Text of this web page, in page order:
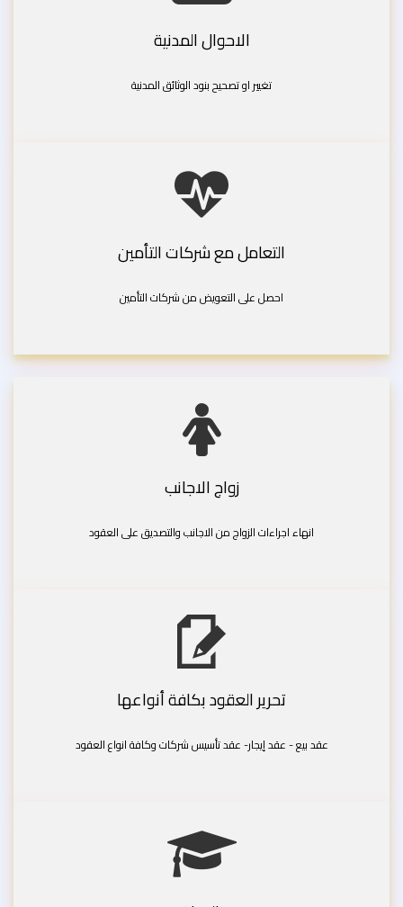
الاحوال المدنية
تغيير او تصحيح بنود الوثائق المدنية
التعامل مع شركات التأمين
احصل على التعويض من شركات التأمين
زواج الاجانب
انهاء اجراءات الزواج من الاجانب والتصديق على العقود
تحرير العقود بكافة أنواعها
عقد بيع - عقد إيجار- عقد تأسيس شركات وكافة انواع العقود